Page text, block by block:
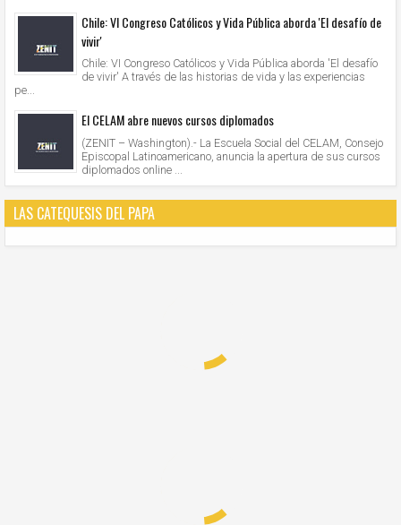
Chile: VI Congreso Católicos y Vida Pública aborda 'El desafío de
vivir'
Chile: VI Congreso Católicos y Vida Pública aborda 'El desafío
de vivir' A través de las historias de vida y las experiencias
pe...
El CELAM abre nuevos cursos diplomados
(ZENIT – Washington).- La Escuela Social del CELAM, Consejo
Episcopal Latinoamericano, anuncia la apertura de sus cursos
diplomados online ...
LAS CATEQUESIS DEL PAPA